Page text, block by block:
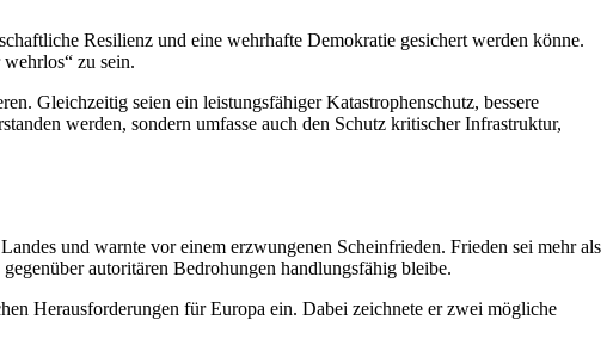
Resilienz und eine wehrhafte Demokratie gesichert werden könne.
zu sein.
Gleichzeitig seien ein leistungsfähiger Katastrophenschutz, bessere
werden, sondern umfasse auch den Schutz kritischer Infrastruktur,
und warnte vor einem erzwungenen Scheinfrieden. Frieden sei mehr als
autoritären Bedrohungen handlungsfähig bleibe.
Herausforderungen für Europa ein. Dabei zeichnete er zwei mögliche